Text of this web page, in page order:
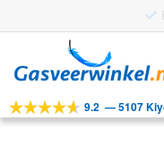
door
navigatie
naar
inhoud
Tools 9.2 —5107